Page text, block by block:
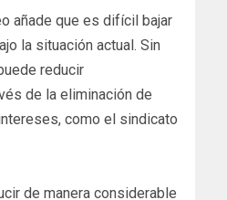
añade que es difícil bajar
la situación actual. Sin
reducir
de la eliminación de
como el sindicato
de manera considerable